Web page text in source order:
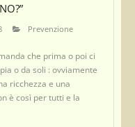
Prevenzione
che prima o poi ci
o da soli : ovviamente
ricchezza e una
è così per tutti e la